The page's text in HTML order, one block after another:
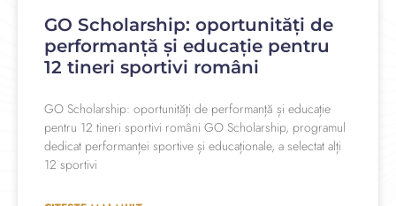
GO Scholarship: oportunități de
performanță și educație pentru
12 tineri sportivi români
GO Scholarship: oportunități de performanță și educație
pentru 12 tineri sportivi români GO Scholarship, programul
dedicat performanței sportive și educaționale, a selectat alți
12 sportivi